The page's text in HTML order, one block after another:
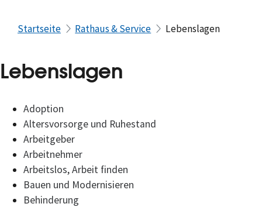
Startseite Rathaus & Service Lebenslagen
Lebenslagen
Adoption
Altersvorsorge und Ruhestand
Arbeitgeber
Arbeitnehmer
Arbeitslos, Arbeit finden
Bauen und Modernisieren
Behinderung